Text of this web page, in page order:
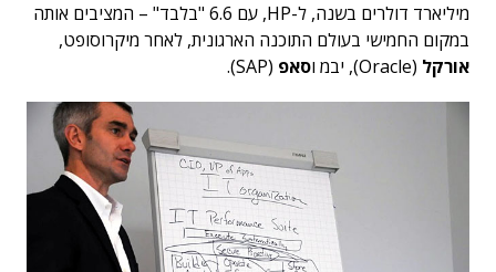
מיליארד דולרים בשנה, ל-HP, עם 6.6 "בלבד" – המציבים אותה
במקום החמישי בעולם התוכנה הארגונית, לאחר מיקרוסופט,
אורקל (Oracle), יבמ ו סאפ (SAP).